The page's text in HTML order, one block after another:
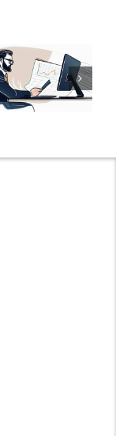
Fragen: 77
Fragen und
kluge